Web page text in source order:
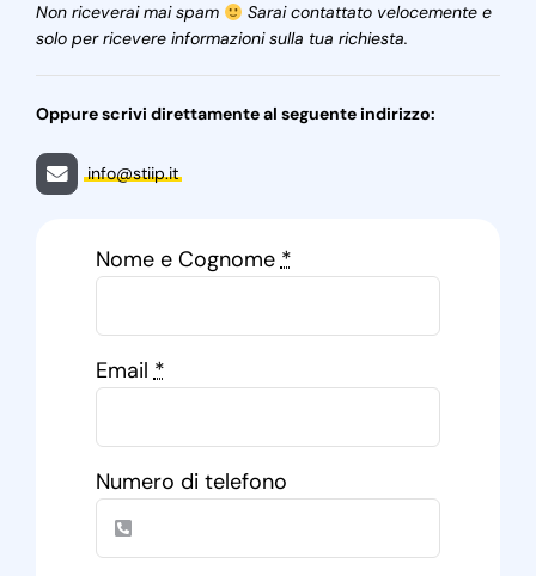
Non riceverai mai spam
Sarai contattato velocemente e
solo per ricevere informazioni sulla tua richiesta.
Oppure scrivi direttamente al seguente indirizzo:
info@stiip.it
Nome e Cognome*
Email*
Numero di telefono